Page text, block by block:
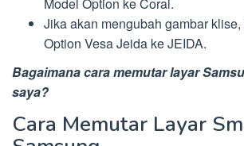
Jika akan mengubah gambar
Option Vesa Jeida ke JEIDA.
Bagaimana cara memutar layar
saya?
Cara Memutar Layar